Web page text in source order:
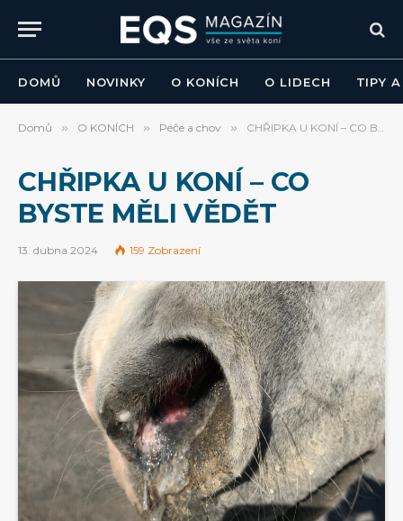
DOMŮ NOVINKY O KONÍCH O LIDECH TIPY A
Domů » O KONÍCH » Péče a chov » CHŘIPKA U KONÍ – CO BYSTE MĚLI VĚDĚT
CHŘIPKA U KONÍ – CO
BYSTE MĚLI VĚDĚT
13. dubna 2024 159 Zobrazení